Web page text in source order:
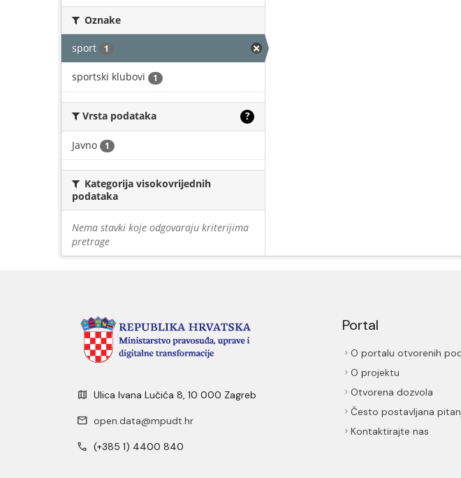
Oznake
sport 1
sportski klubovi 1
Vrsta podataka ?
Javno 1
Kategorija visokovrijednih
podataka
Nema stavki koje odgovaraju kriterijima
pretrage